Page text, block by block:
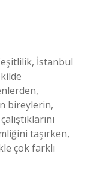
İstanbul
bireylerin,
taşırken,
çok farklı